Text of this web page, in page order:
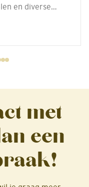
en diverse
is deze lak
met
een